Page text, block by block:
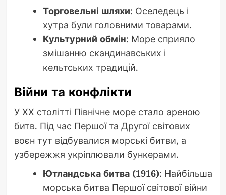
Торговельні шляхи: Оселедець і
хутра були головними товарами.
Культурний обмін: Море сприяло
змішанню скандинавських і
кельтських традицій.
Війни та конфлікти
У ХХ столітті Північне море стало ареною
битв. Під час Першої та Другої світових
воєн тут відбувалися морські битви, а
узбережжя укріплювали бункерами.
Ютландська битва (1916): Найбільша
морська битва Першої світової війни